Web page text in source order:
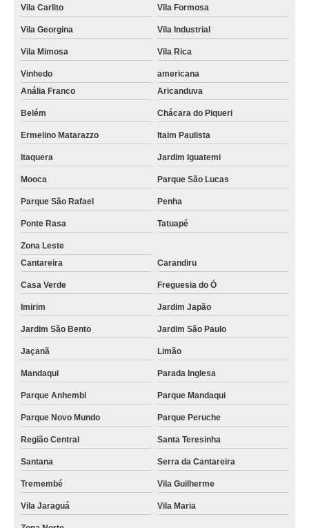
Vila Carlito Vila Formosa
Vila Georgina Vila Industrial
Vila Mimosa Vila Rica
Vinhedo
americana
Anália Franco
Aricanduva
Belém Chácara do Piqueri
Ermelino Matarazzo Itaim Paulista
Itaquera Jardim Iguatemi
Mooca Parque São Lucas
Parque São Rafael Penha
Ponte Rasa Tatuapé
Zona Leste
Cantareira
Carandiru
Casa Verde Freguesia do Ó
Imirim Jardim Japão
Jardim São Bento Jardim São Paulo
Jaçanã Limão
Mandaqui Parada Inglesa
Parque Anhembi Parque Mandaqui
Parque Novo Mundo Parque Peruche
Região Central Santa Teresinha
Santana Serra da Cantareira
Tremembé Vila Guilherme
Vila Jaraguá Vila Maria